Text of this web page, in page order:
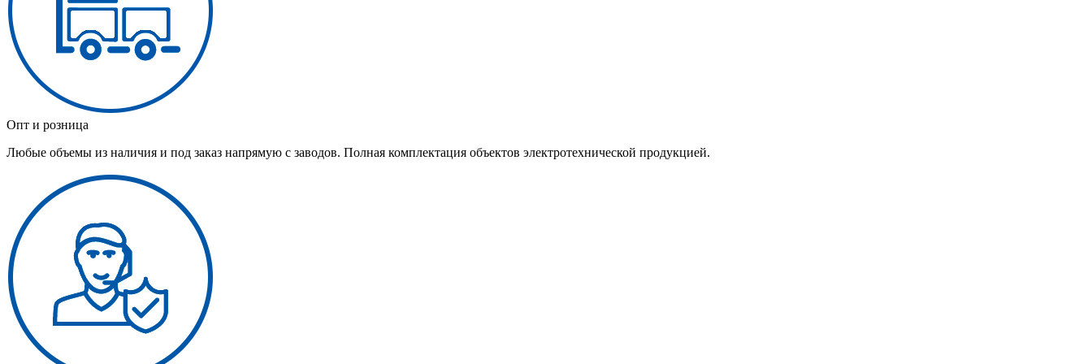
Опт и розница
Любые объемы из наличия и под заказ напрямую с заводов. Полная комплектация объектов электротехнической продукцией.